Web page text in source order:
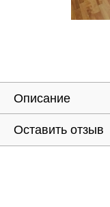
Описание
Оставить отзыв